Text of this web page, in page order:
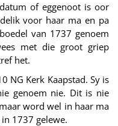
of eggenoot is oor
voor haar ma en pa
van 1737 genoem
met die groot griep
het.
NG Kerk Kaapstad. Sy is
genoem nie. Dit is nie
word wel in haar ma
1737 gelewe.